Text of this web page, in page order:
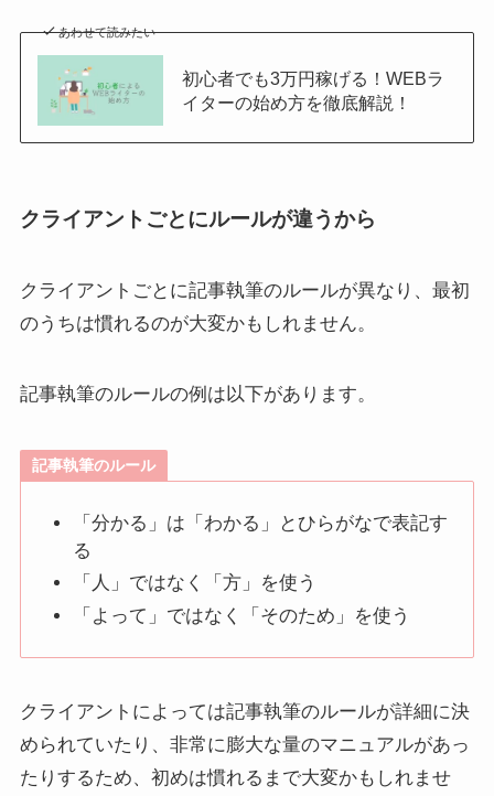
あわせて読みたい
初心者でも3万円稼げる！WEBラ
イターの始め方を徹底解説！
クライアントごとにルールが違うから
クライアントごとに記事執筆のルールが異なり、最初
のうちは慣れるのが大変かもしれません。
記事執筆のルールの例は以下があります。
記事執筆のルール
「分かる」は「わかる」とひらがなで表記す
る
「人」ではなく「方」を使う
「よって」ではなく「そのため」を使う
クライアントによっては記事執筆のルールが詳細に決
められていたり、非常に膨大な量のマニュアルがあっ
たりするため、初めは慣れるまで大変かもしれませ